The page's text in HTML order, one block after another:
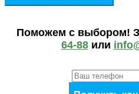
Поможем c выбором!
64-88или